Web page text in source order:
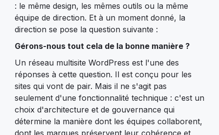
: le même design, les mêmes outils ou la même
équipe de direction. Et à un moment donné, la
direction se pose la question suivante :
Gérons-nous tout cela de la bonne manière ?
Un réseau multisite WordPress est l'une des
réponses à cette question. Il est conçu pour les
sites qui vont de pair. Mais il ne s'agit pas
seulement d'une fonctionnalité technique : c'est un
choix d'architecture et de gouvernance qui
détermine la manière dont les équipes collaborent,
dont les marques préservent leur cohérence et